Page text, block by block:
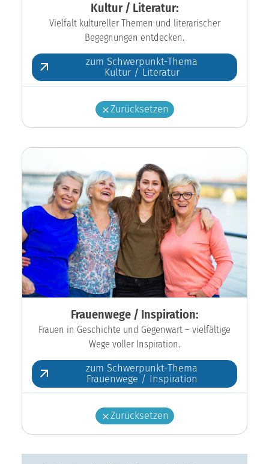
Kultur / Literatur:
Vielfalt kultureller Themen und literarischer
Begegnungen entdecken.
zum Schwerpunkt-Thema
Kultur / Literatur
Zurücksetzen
Frauenwege / Inspiration:
Frauen in Geschichte und Gegenwart – vielfältige
Wege voller Inspiration.
zum Schwerpunkt-Thema
Frauenwege / Inspiration
Zurücksetzen